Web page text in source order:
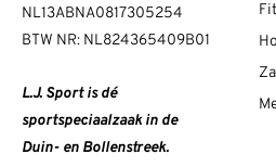
NL13ABNA0817305254
BTW NR: NL824365409B01
L.J. Sport is dé
sportspeciaalzaak in de
Duin- en Bollenstreek.